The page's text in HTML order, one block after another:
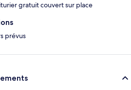
gratuit couvert sur place
prévus